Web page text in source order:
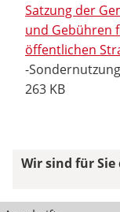
Satzung der
und Gebühren
öffentlichen
-
263 KB
Wir sind für